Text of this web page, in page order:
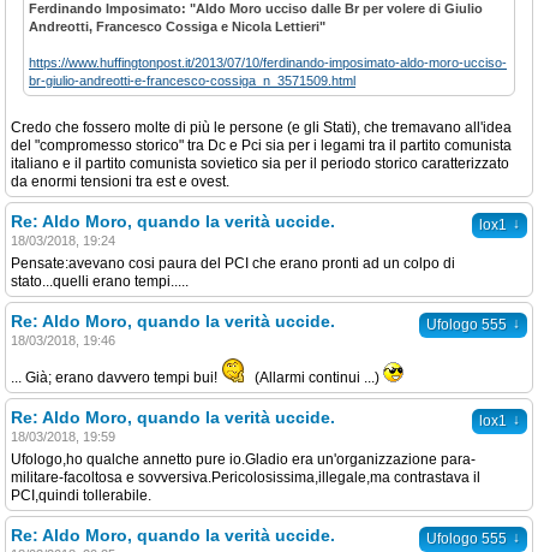
Ferdinando Imposimato: "Aldo Moro ucciso dalle Br per volere di Giulio
Andreotti, Francesco Cossiga e Nicola Lettieri"
https://www.huffingtonpost.it/2013/07/10/ferdinando-imposimato-aldo-moro-ucciso-
br-giulio-andreotti-e-francesco-cossiga_n_3571509.html
Credo che fossero molte di più le persone (e gli Stati), che tremavano all'idea
del "compromesso storico" tra Dc e Pci sia per i legami tra il partito comunista
italiano e il partito comunista sovietico sia per il periodo storico caratterizzato
da enormi tensioni tra est e ovest.
lox1 ↓
Re: Aldo Moro, quando la verità uccide.
18/03/2018, 19:24
Pensate:avevano cosi paura del PCI che erano pronti ad un colpo di
stato...quelli erano tempi.....
Ufologo 555 ↓
Re: Aldo Moro, quando la verità uccide.
18/03/2018, 19:46
... Già; erano davvero tempi bui! (Allarmi continui ...)
lox1 ↓
Re: Aldo Moro, quando la verità uccide.
18/03/2018, 19:59
Ufologo,ho qualche annetto pure io.Gladio era un'organizzazione para-
militare-facoltosa e sovversiva.Pericolosissima,illegale,ma contrastava il
PCI,quindi tollerabile.
Ufologo 555 ↓
Re: Aldo Moro, quando la verità uccide.